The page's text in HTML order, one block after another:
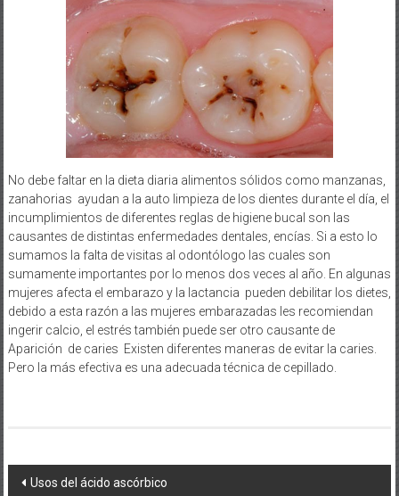
No debe faltar en la dieta diaria alimentos sólidos como manzanas,
zanahorias ayudan a la auto limpieza de los dientes durante el día, el
incumplimientos de diferentes reglas de higiene bucal son las
causantes de distintas enfermedades dentales, encías. Si a esto lo
sumamos la falta de visitas al odontólogo las cuales son
sumamente importantes por lo menos dos veces al año. En algunas
mujeres afecta el embarazo y la lactancia pueden debilitar los dietes,
debido a esta razón a las mujeres embarazadas les recomiendan
ingerir calcio, el estrés también puede ser otro causante de
Aparición de caries Existen diferentes maneras de evitar la caries.
Pero la más efectiva es una adecuada técnica de cepillado.
Navegación
Usos del ácido ascórbico